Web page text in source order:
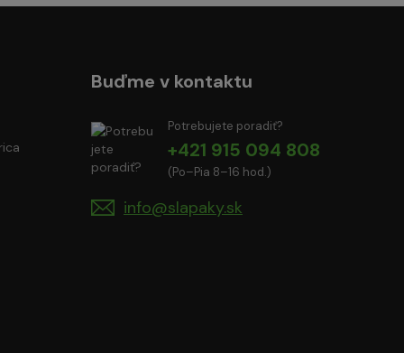
Buďme v kontaktu
Potrebujete poradiť?
+421 915 094 808
(Po–Pia 8–16 hod.)
info@slapaky.sk